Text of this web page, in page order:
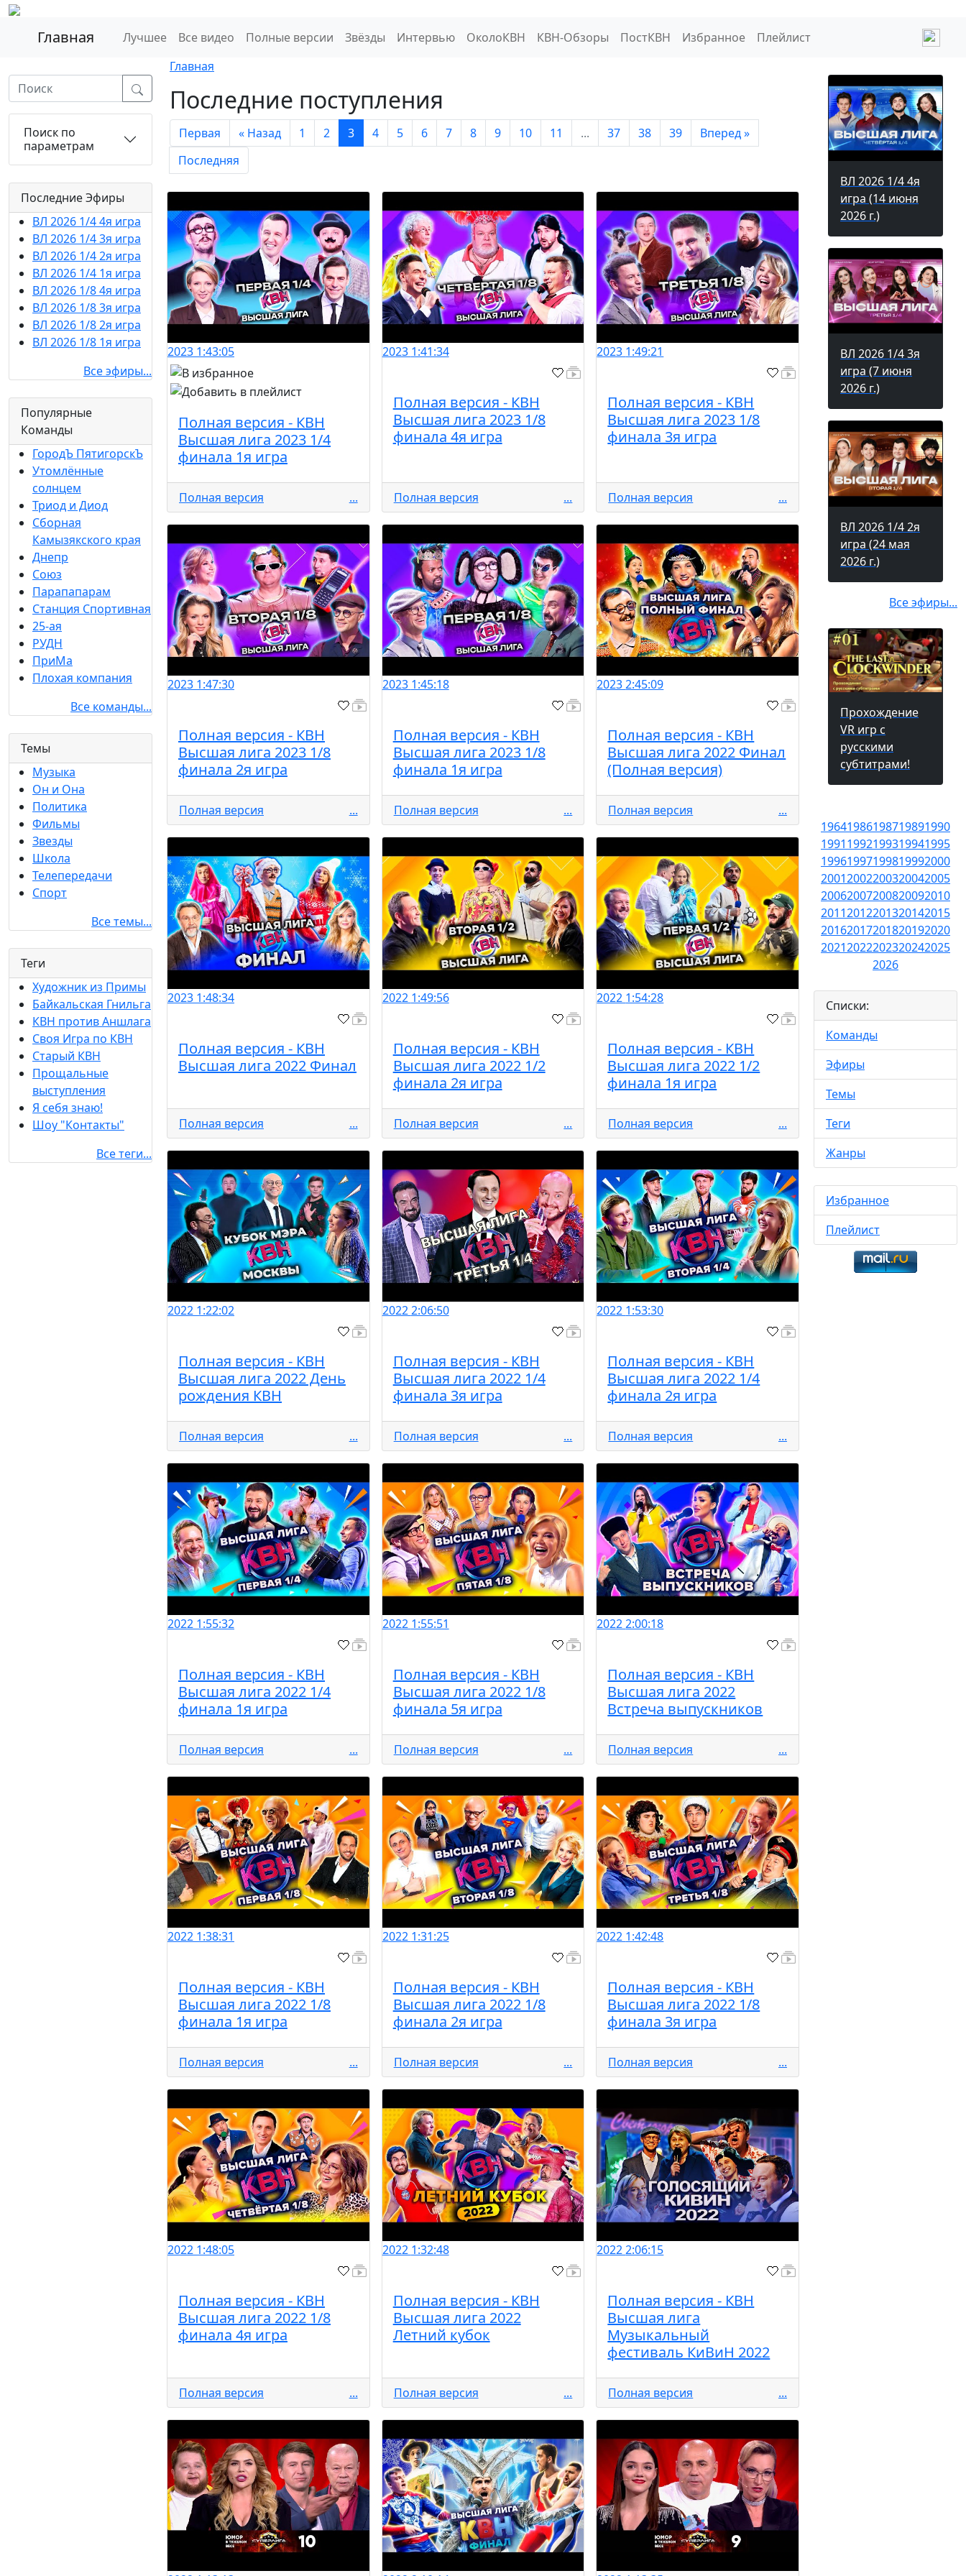
Главная Лучшее Все видео Полные версии Звёзды Интервью ОколоКВН КВН-Обзоры ПостКВН Избранное Плейлист
Поиск по
параметрам
Последние Эфиры
ВЛ 2026 1/4 4я игра
ВЛ 2026 1/4 3я игра
ВЛ 2026 1/4 2я игра
ВЛ 2026 1/4 1я игра
ВЛ 2026 1/8 4я игра
ВЛ 2026 1/8 3я игра
ВЛ 2026 1/8 2я игра
ВЛ 2026 1/8 1я игра
Все эфиры...
Популярные
Команды
ГородЪ ПятигорскЪ
Утомлённые
солнцем
Триод и Диод
Сборная
Камызякского края
Днепр
Союз
Парапапарам
Станция Спортивная
25-ая
РУДН
ПриМа
Плохая компания
Все команды...
Темы
Музыка
Он и Она
Политика
Фильмы
Звезды
Школа
Телепередачи
Спорт
Все темы...
Теги
Художник из Примы
Байкальская Гнильга
КВН против Аншлага
Своя Игра по КВН
Старый КВН
Прощальные
выступления
Я себя знаю!
Шоу "Контакты"
Все теги...
Главная
Последние поступления
Первая « Назад 1 2 3 4 5 6 7 8 9 10 11 ... 37 38 39
Вперед »
Последняя
2023 1:43:05
Полная версия - КВН
Высшая лига 2023 1/4
финала 1я игра
Полная версия ...
2023 1:41:34
Полная версия - КВН
Высшая лига 2023 1/8
финала 4я игра
Полная версия ...
2023 1:49:21
Полная версия - КВН
Высшая лига 2023 1/8
финала 3я игра
Полная версия ...
2023 1:47:30
Полная версия - КВН
Высшая лига 2023 1/8
финала 2я игра
Полная версия ...
2023 1:45:18
Полная версия - КВН
Высшая лига 2023 1/8
финала 1я игра
Полная версия ...
20232:45:09
Полная версия - КВН
Высшая лига 2022 Финал
(Полная версия)
Полная версия ...
2023 1:48:34
Полная версия - КВН
Высшая лига 2022 Финал
Полная версия ...
2022 1:49:56
Полная версия - КВН
Высшая лига 2022 1/2
финала 2я игра
Полная версия ...
2022 1:54:28
Полная версия - КВН
Высшая лига 2022 1/2
финала 1я игра
Полная версия ...
2022 1:22:02
Полная версия - КВН
Высшая лига 2022 День
рождения КВН
Полная версия ...
20222:06:50
Полная версия - КВН
Высшая лига 2022 1/4
финала 3я игра
Полная версия ...
2022 1:53:30
Полная версия - КВН
Высшая лига 2022 1/4
финала 2я игра
Полная версия ...
2022 1:55:32
Полная версия - КВН
Высшая лига 2022 1/4
финала 1я игра
Полная версия ...
2022 1:55:51
Полная версия - КВН
Высшая лига 2022 1/8
финала 5я игра
Полная версия ...
20222:00:18
Полная версия - КВН
Высшая лига 2022
Встреча выпускников
Полная версия ...
2022 1:38:31
Полная версия - КВН
Высшая лига 2022 1/8
финала 1я игра
Полная версия ...
2022 1:31:25
Полная версия - КВН
Высшая лига 2022 1/8
финала 2я игра
Полная версия ...
2022 1:42:48
Полная версия - КВН
Высшая лига 2022 1/8
финала 3я игра
Полная версия ...
2022 1:48:05
Полная версия - КВН
Высшая лига 2022 1/8
финала 4я игра
Полная версия ...
2022 1:32:48
Полная версия - КВН
Высшая лига 2022
Летний кубок
Полная версия ...
20222:06:15
Полная версия - КВН
Высшая лига
Музыкальный
фестиваль КиВиН 2022
Полная версия ...
ВЛ 2026 1/4 4я
игра (14 июня
2026 г.)
ВЛ 2026 1/4 3я
игра (7 июня
2026 г.)
ВЛ 2026 1/4 2я
игра (24 мая
2026 г.)
Все эфиры...
Прохождение
VR игр с
русскими
субтитрами!
19641986198719891990
19911992199319941995
19961997199819992000
20012002200320042005
20062007200820092010
20112012201320142015
20162017201820192020
20212022202320242025
2026
Списки:
Команды
Эфиры
Темы
Теги
Жанры
Избранное
Плейлист